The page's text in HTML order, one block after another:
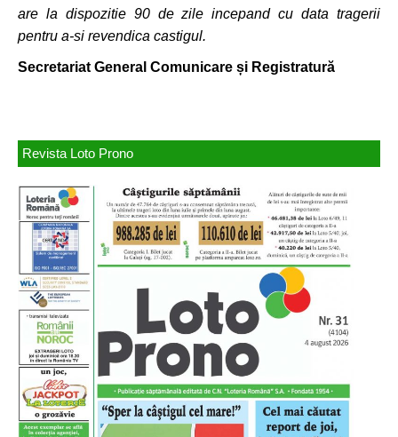
are la dispozitie 90 de zile incepand cu data tragerii
pentru a-si revendica castigul.
Secretariat General Comunicare și Registratură
Revista Loto Prono